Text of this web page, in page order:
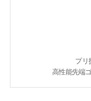
プリ
高性能先端